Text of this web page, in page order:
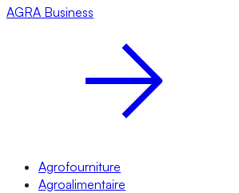
AGRA Business
Agrofourniture
Agroalimentaire